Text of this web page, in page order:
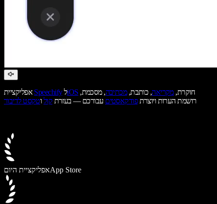
אפליקציית Speechify לiOS חוקרת,מקריאה, כותבת,מכתיבה, מסכמת,
רושמת הערות ויוצרתפודקאסטים עבורכם — בעזרת קול וטקסט לדיבור
אפליקציית היוםApp Store